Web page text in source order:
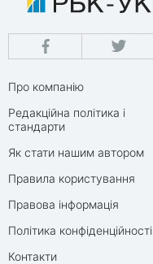
Про компанію
Редакційна політика і
стандарти
Як стати нашим автором
Правила користування
Правова інформація
Політика конфіденційності
Контакти